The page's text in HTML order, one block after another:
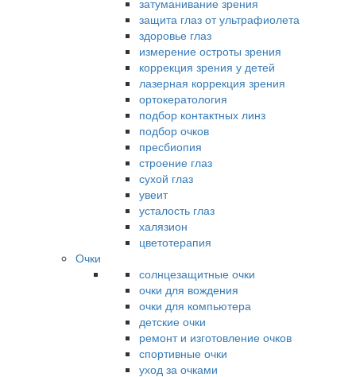
затуманивание зрения
защита глаз от ультрафиолета
здоровье глаз
измерение остроты зрения
коррекция зрения у детей
лазерная коррекция зрения
ортокератология
подбор контактных линз
подбор очков
пресбиопия
строение глаз
сухой глаз
увеит
усталость глаз
халязион
цветотерапия
Очки
солнцезащитные очки
очки для вождения
очки для компьютера
детские очки
ремонт и изготовление очков
спортивные очки
уход за очками